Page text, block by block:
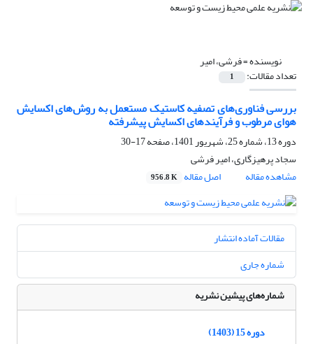
نویسنده =فرشی، امیر
تعداد مقالات: 1
بررسی فناوری‌های تصفیه کاستیک مستعمل به ‌روش‌های اکسایش
هوای مرطوب و فرآیندهای اکسایش پیشرفته
دوره 13، شماره 25، شهریور 1401، صفحه
17-30
سجاد پرهیزگاری، امیر فرشی
مشاهده مقاله
اصل مقاله 956.8 K
مقالات آماده انتشار
شماره جاری
شماره‌های پیشین نشریه
دوره 15 (1403)